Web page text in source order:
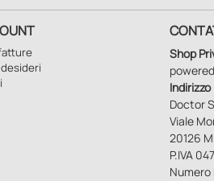
Shop
Indirizzo
Doctor
Viale
20126
P.IVA
Numero